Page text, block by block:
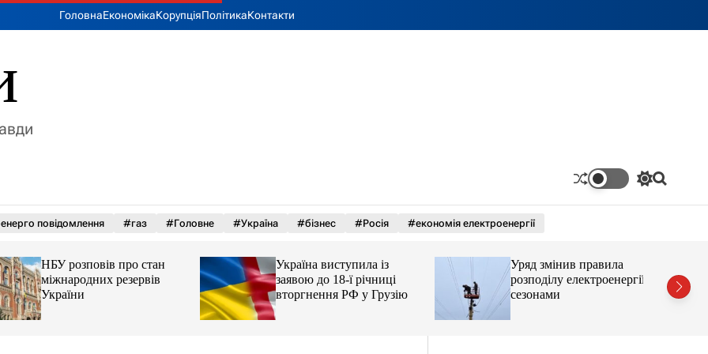
ГоловнаЕкономікаКорупціяПолітикаКонтакти
П
к
а
П
повідомлення #газ #Головне #Україна #бізнес #Росія #економія електроенергії
НБУ розповів про стан
міжнародних резервів
України
Україна виступила із
заявою до 18-ї річниці
вторгнення РФ у Грузію
Уряд змінив правила
розподілу електроенергії за
сезонами